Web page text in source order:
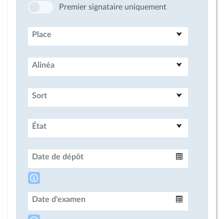
Premier signataire uniquement
Place
Alinéa
Sort
État
Date de dépôt
Date d'examen